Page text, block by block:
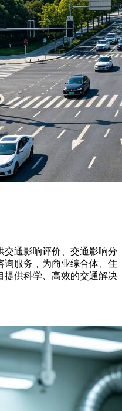
交通影响评价、交通影响分
询服务，为商业综合体、住
提供科学、高效的交通解决